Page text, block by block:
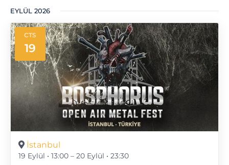
seç.
EYLÜL 2026
CTS
19
19 Eylül • 13:00 – 20 Eylül • 23:30
İstanbul